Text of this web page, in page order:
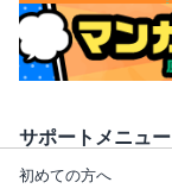
サポートメニュー
初めての方へ